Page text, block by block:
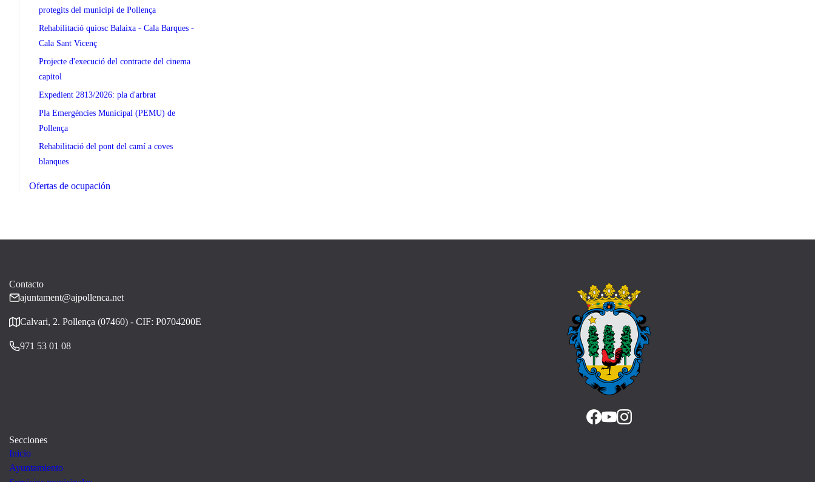
protegits del municipi de Pollença
Rehabilitació quiosc Balaixa - Cala Barques -
Cala Sant Vicenç
Projecte d'execució del contracte del cinema
capitol
Expedient 2813/2026: pla d'arbrat
Pla Emergències Municipal (PEMU) de
Pollença
Rehabilitació del pont del camí a coves
blanques
Ofertas de ocupación
Contacto
ajuntament@ajpollenca.net
Calvari, 2. Pollença (07460) - CIF: P0704200E
971 53 01 08
Secciones
Inicio
Ayuntamiento